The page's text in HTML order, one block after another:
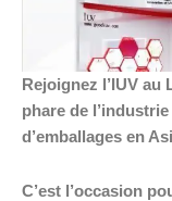
Rejoignez l’IUV au
phare de
d’emballages en
C’est l’occasion